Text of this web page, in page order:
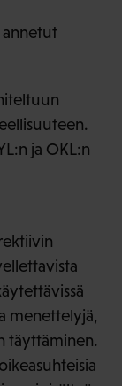
annetut
ja OKL:n
menettelyjä,
täyttäminen.